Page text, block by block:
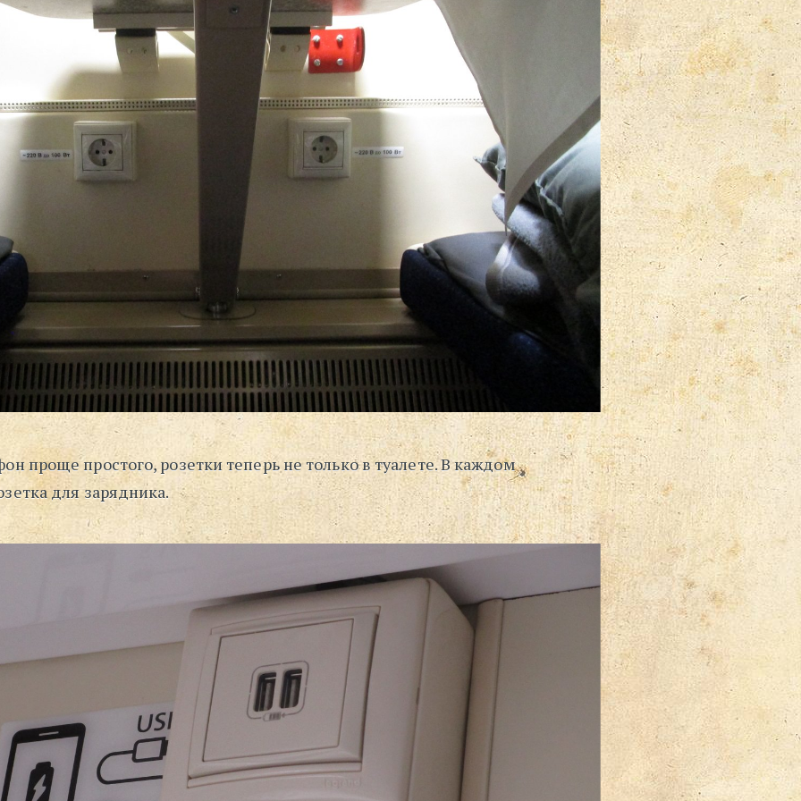
проще простого, розетки теперь не только в туалете. В каждом
для зарядника.